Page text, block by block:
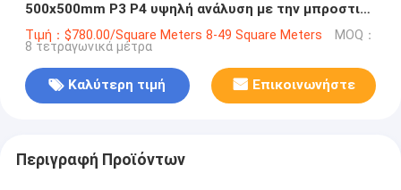
500x500mm P3 P4 υψηλή ανάλυση με την μπροστινή
υπηρεσία
Τιμή：$780.00/Square Meters 8-49 Square Meters MOQ：
8 τετραγωνικά μέτρα
Καλύτερη τιμή Επικοινωνήστε
Περιγραφή Προϊόντων